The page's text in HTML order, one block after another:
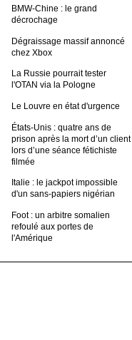
BMW-Chine : le grand
décrochage
Dégraissage massif annoncé
chez Xbox
La Russie pourrait tester
l'OTAN via la Pologne
Le Louvre en état d'urgence
États-Unis : quatre ans de
prison après la mort d’un client
lors d’une séance fétichiste
filmée
Italie : le jackpot impossible
d'un sans-papiers nigérian
Foot : un arbitre somalien
refoulé aux portes de
l'Amérique